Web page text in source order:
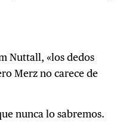
Nuttall, «los dedos
Merz no carece de
nunca lo sabremos.